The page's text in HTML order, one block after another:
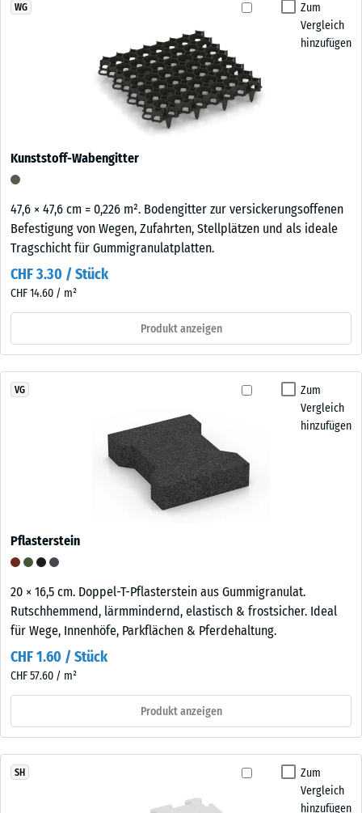
Zum
Vergleich
hinzufügen
WG
Kunststoff-Wabengitter
47,6 × 47,6 cm = 0,226 m². Bodengitter zur versickerungsoffenen
Befestigung von Wegen, Zufahrten, Stellplätzen und als ideale
Tragschicht für Gummigranulatplatten.
CHF 3.30 / Stück
CHF 14.60 / m²
Produkt anzeigen
Zum
Vergleich
hinzufügen
VG
Pflasterstein
20 × 16,5 cm. Doppel-T-Pflasterstein aus Gummigranulat.
Rutschhemmend, lärmmindernd, elastisch & frostsicher. Ideal
für Wege, Innenhöfe, Parkflächen & Pferdehaltung.
CHF 1.60 / Stück
CHF 57.60 / m²
Produkt anzeigen
Zum
Vergleich
hinzufügen
SH